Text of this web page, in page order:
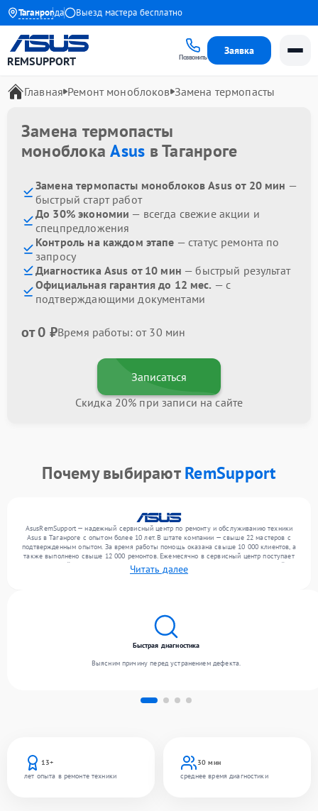
Таганрог
до 1 года Выезд мастера бесплатно
REMSUPPORT Позвонить
Заявка
Главная Ремонт моноблоков Замена термопасты
Замена термопасты
моноблокаAsus в Таганроге
Замена термопасты моноблоков Asus от 20 мин —
быстрый старт работ
До 30% экономии — всегда свежие акции и
спецпредложения
Контроль на каждом этапе — статус ремонта по
запросу
Диагностика Asus от 10 мин — быстрый результат
Официальная гарантия до 12 мес. — с
подтверждающими документами
от 0 ₽Время работы: от 30 мин
Записаться
Скидка 20% при записи на сайте
Почему выбираютRemSupport
AsusRemSupport — надежный сервисный центр по ремонту и обслуживанию техники
Asus в Таганроге с опытом более 10 лет. В штате компании — свыше 22 мастеров с
подтвержденным опытом. За время работы помощь оказана свыше 10 000 клиентов, а
также выполнено свыше 12 000 ремонтов. Ежемесячно в сервисный центр поступает
от 300 устройств, включая , , . Мы работаем с широким спектром неисправностей и
поддерживаем высокий стандарт качества благодаря отлаженным процессам
Читать далее
13+
лет опыта в ремонте техники
30 мин
среднее время диагностики
Быстрая диагностика
Выясним причину перед устранением дефекта.